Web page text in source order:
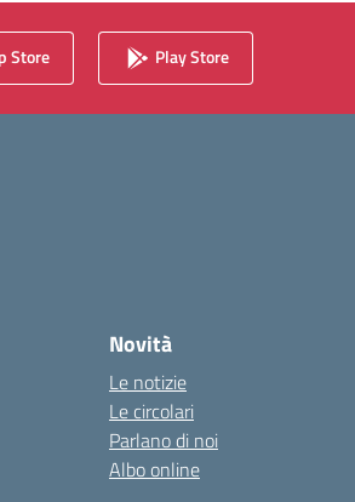
Store Play Store
Novità
Le notizie
Le circolari
Parlano di noi
Albo online